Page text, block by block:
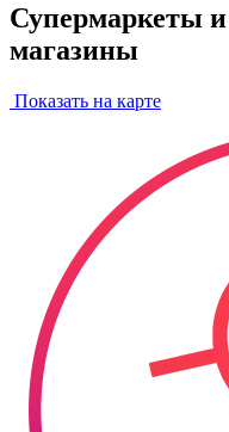
Супермаркеты
магазины
Показать на карте